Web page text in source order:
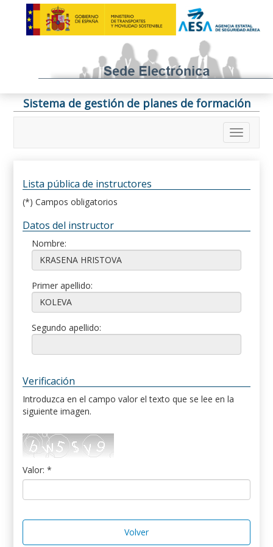
Sistema de gestión de planes de formación
Lista pública de instructores
(*) Campos obligatorios
Datos del instructor
Nombre:
Primer apellido:
Segundo apellido:
Verificación
Introduzca en el campo valor el texto que se lee en la
siguiente imagen.
Valor: *
Volver